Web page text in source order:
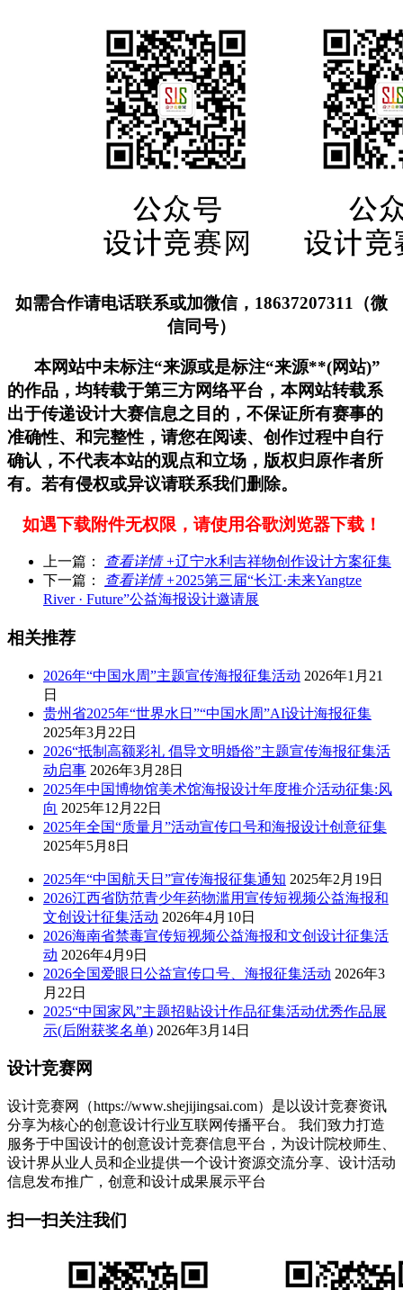
如需合作请电话联系或加微信，18637207311（微
信同号）
本网站中未标注“来源或是标注“来源**(网站)”
的作品，均转载于第三方网络平台，本网站转载系
出于传递设计大赛信息之目的，不保证所有赛事的
准确性、和完整性，请您在阅读、创作过程中自行
确认，不代表本站的观点和立场，版权归原作者所
有。若有侵权或异议请联系我们删除。
如遇下载附件无权限，请使用谷歌浏览器下载！
上一篇： 查看详情 +辽宁水利吉祥物创作设计方案征集
下一篇：
查看详情 +2025第三届“长江·未来Yangtze
River · Future”公益海报设计邀请展
相关推荐
2026年“中国水周”主题宣传海报征集活动 2026年1月21
日
贵州省2025年“世界水日”“中国水周”AI设计海报征集
2025年3月22日
2026“抵制高额彩礼 倡导文明婚俗”主题宣传海报征集活
动启事 2026年3月28日
2025年中国博物馆美术馆海报设计年度推介活动征集:风
向 2025年12月22日
2025年全国“质量月”活动宣传口号和海报设计创意征集
2025年5月8日
2025年“中国航天日”宣传海报征集通知 2025年2月19日
2026江西省防范青少年药物滥用宣传短视频公益海报和
文创设计征集活动 2026年4月10日
2026海南省禁毒宣传短视频公益海报和文创设计征集活
动 2026年4月9日
2026全国爱眼日公益宣传口号、海报征集活动 2026年3
月22日
2025“中国家风”主题招贴设计作品征集活动优秀作品展
示(后附获奖名单) 2026年3月14日
设计竞赛网
设计竞赛网（https://www.shejijingsai.com）是以设计竞赛资讯
分享为核心的创意设计行业互联网传播平台。 我们致力打造
服务于中国设计的创意设计竞赛信息平台，为设计院校师生、
设计界从业人员和企业提供一个设计资源交流分享、设计活动
信息发布推广，创意和设计成果展示平台
扫一扫关注我们